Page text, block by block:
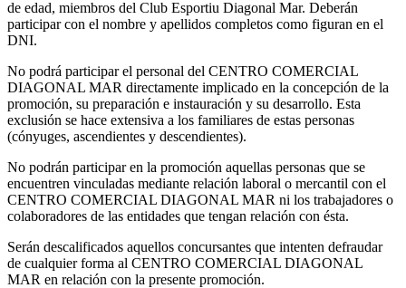
de edad, miembros del Club Esportiu Diagonal Mar. Deberán
participar con el nombre y apellidos completos como figuran en el
DNI.
No podrá participar el personal del CENTRO COMERCIAL
DIAGONAL MAR directamente implicado en la concepción de la
promoción, su preparación e instauración y su desarrollo. Esta
exclusión se hace extensiva a los familiares de estas personas
(cónyuges, ascendientes y descendientes).
No podrán participar en la promoción aquellas personas que se
encuentren vinculadas mediante relación laboral o mercantil con el
CENTRO COMERCIAL DIAGONAL MAR ni los trabajadores o
colaboradores de las entidades que tengan relación con ésta.
Serán descalificados aquellos concursantes que intenten defraudar
de cualquier forma al CENTRO COMERCIAL DIAGONAL
MAR en relación con la presente promoción.